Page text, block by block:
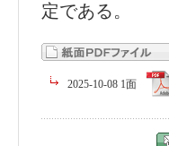
定である。
2025-10-08 1面